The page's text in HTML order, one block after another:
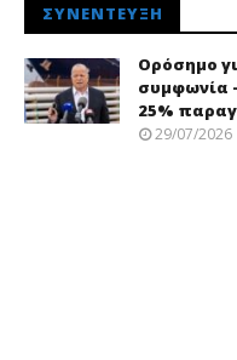
ΣΥΝΈΝΤΕΥΞΗ
Ορόσημο
συμφωνία
25%
29/07/2026